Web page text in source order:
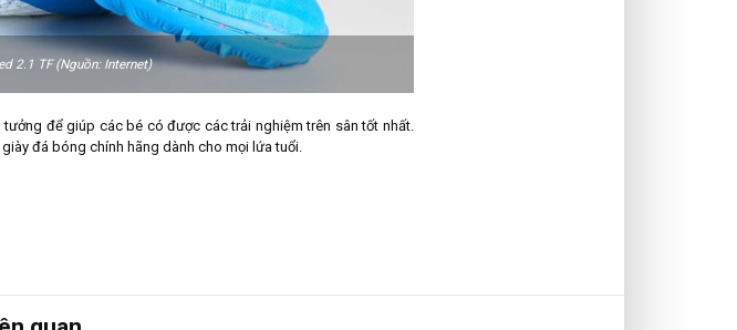
2.1 TF (Nguồn: Internet)
để giúp các bé có được các trải nghiệm trên sân tốt nhất.
đá bóng chính hãng dành cho mọi lứa tuổi.